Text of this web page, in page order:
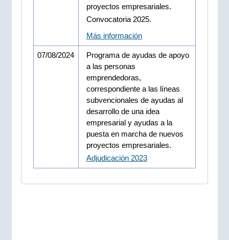
proyectos empresariales.
Convocatoria 2025.
Más información
07/08/2024
Programa de ayudas de apoyo
a las personas
emprendedoras,
correspondiente a las líneas
subvencionales de ayudas al
desarrollo de una idea
empresarial y ayudas a la
puesta en marcha de nuevos
proyectos empresariales.
Adjudicación 2023